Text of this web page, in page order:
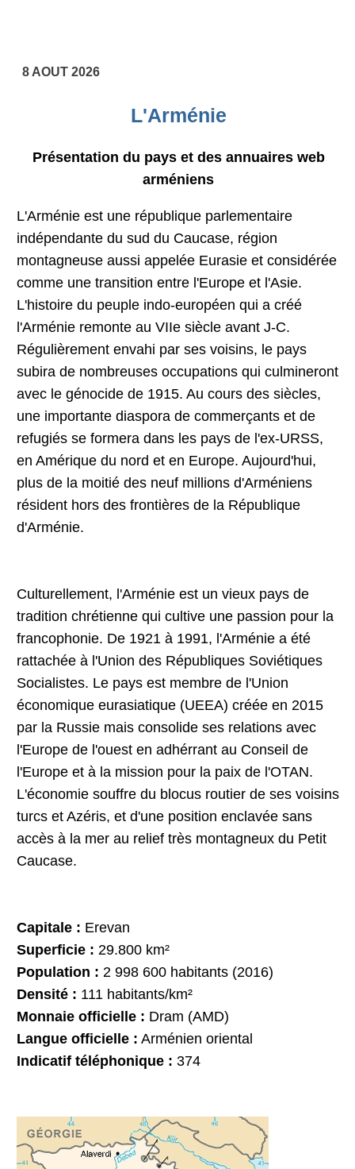
8 AOUT 2026
L'Arménie
Présentation du pays et des annuaires web
arméniens
L'Arménie est une république parlementaire
indépendante du sud du Caucase, région
montagneuse aussi appelée Eurasie et considérée
comme une transition entre l'Europe et l'Asie.
L'histoire du peuple indo-européen qui a créé
l'Arménie remonte au VIIe siècle avant J-C.
Régulièrement envahi par ses voisins, le pays
subira de nombreuses occupations qui culmineront
avec le génocide de 1915. Au cours des siècles,
une importante diaspora de commerçants et de
refugiés se formera dans les pays de l'ex-URSS,
en Amérique du nord et en Europe. Aujourd'hui,
plus de la moitié des neuf millions d'Arméniens
résident hors des frontières de la République
d'Arménie.
Culturellement, l'Arménie est un vieux pays de
tradition chrétienne qui cultive une passion pour la
francophonie. De 1921 à 1991, l'Arménie a été
rattachée à l'Union des Républiques Soviétiques
Socialistes. Le pays est membre de l'Union
économique eurasiatique (UEEA) créée en 2015
par la Russie mais consolide ses relations avec
l'Europe de l'ouest en adhérrant au Conseil de
l'Europe et à la mission pour la paix de l'OTAN.
L'économie souffre du blocus routier de ses voisins
turcs et Azéris, et d'une position enclavée sans
accès à la mer au relief très montagneux du Petit
Caucase.
Capitale : Erevan
Superficie : 29.800 km²
Population : 2 998 600 habitants (2016)
Densité : 111 habitants/km²
Monnaie officielle : Dram (AMD)
Langue officielle : Arménien oriental
Indicatif téléphonique : 374